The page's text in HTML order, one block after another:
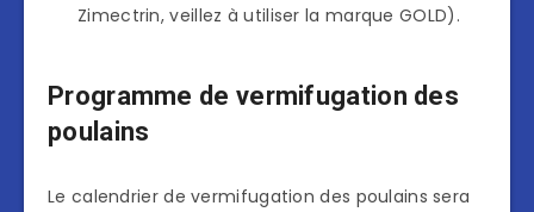
Zimectrin, veillez à utiliser la marque GOLD).
Programme de vermifugation des
poulains
Le calendrier de vermifugation des poulains sera